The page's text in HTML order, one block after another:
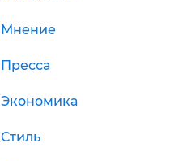
Мнение
Пресса
Экономика
Стиль